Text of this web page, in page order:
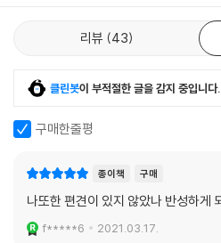
람들이 많다는 것도 알게 되었다. 소년들
은 사회의 어른으로서 소년들에게 좋은
소년들은 죗값을 치르면서, 잘못된 행동
저자는 자격증이나 검정고시 준비 같은
접 경험하는 것을 포함시키길 바란다.
이 해보지 못했기 때문이다. 삶의 주인공
다. 길 밖으로 떨어지더라도 자신을 돌보
다. 작가는 소년원 생활관 개선과 관련한
원 아이들 이야기를 들려주기로 결심했
리뷰 43
클린봇이 부적절한 글을 감지 중입니다.
구매한줄평
종이책 구매
나또한 편견이 있지 않았나 반성하게
f*****6 2021.03.17.